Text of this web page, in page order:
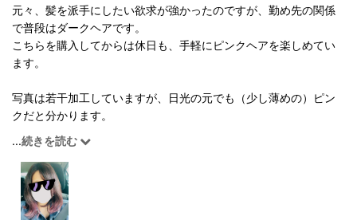
元々、髪を派手にしたい欲求が強かったのですが、勤め先の関係
で普段はダークヘアです。
こちらを購入してからは休日も、手軽にピンクヘアを楽しめてい
ます。
写真は若干加工していますが、日光の元でも（少し薄めの）ピン
クだと分かります。
写真だと色映えが若干劣るので、フィルター加工をすれば色がハ
ッキリでるのでおススメです。
個人的には休日のリフレッシュに持ってこいのアイテムで、今後
は他の色とも組み合わせて使っていきたいです。
...続きを読む